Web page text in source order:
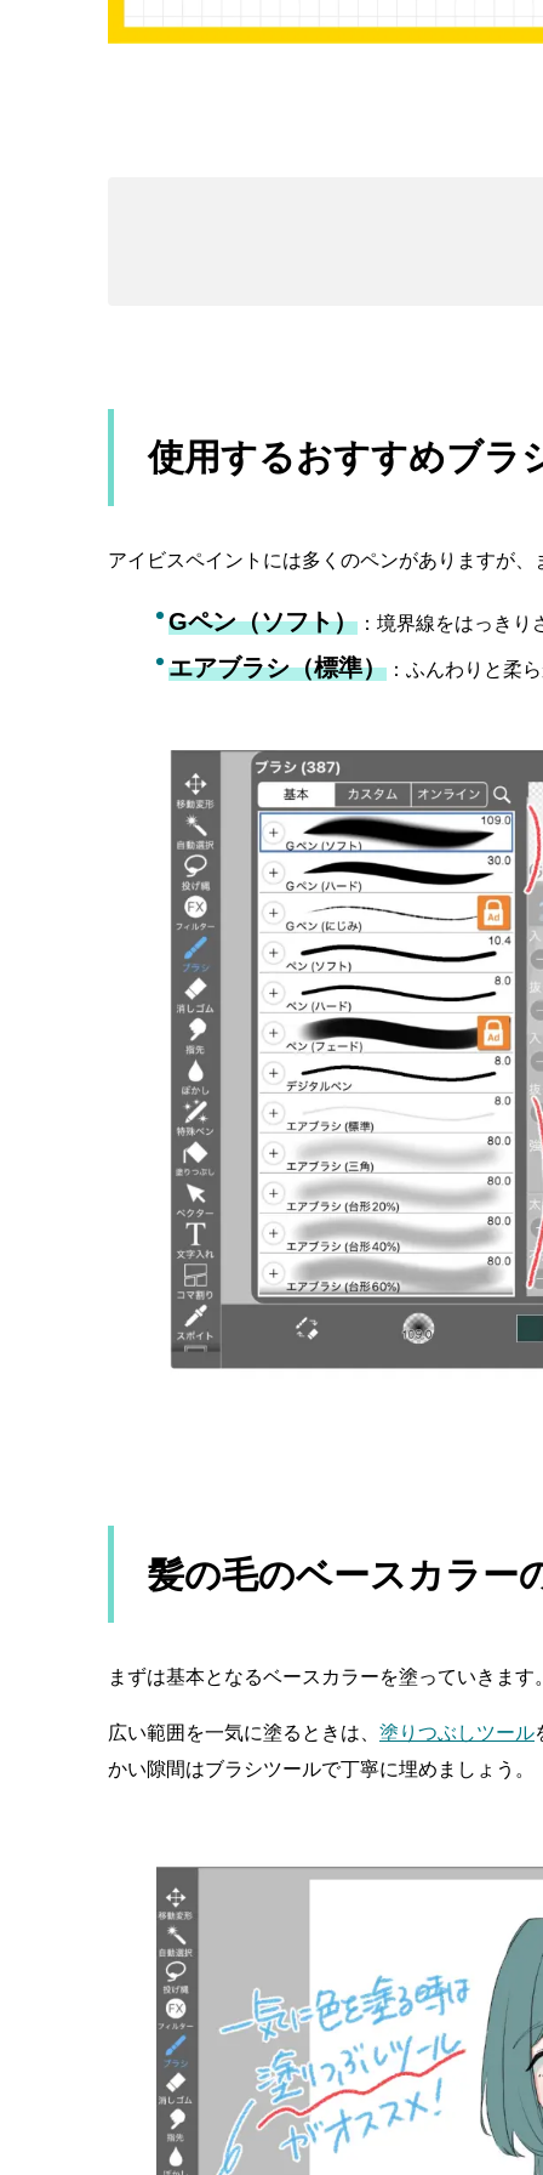
使用するおすすめブラ
アイビスペイントには多くのペンがありますが
Gペン（ソフト） ：境界線をはっきり
エアブラシ（標準） ：ふんわりと柔
髪の毛のベースカラー
まずは基本となるベースカラーを塗っていきます
広い範囲を一気に塗るときは、 塗りつぶしツール
かい隙間はブラシツールで丁寧に埋めましょう。